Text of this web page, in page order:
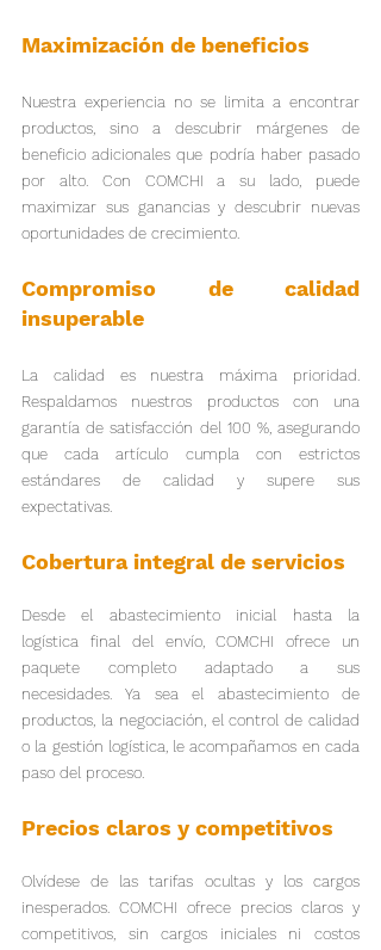
Maximización de beneficios
Nuestra experiencia no se limita a encontrar
productos, sino a descubrir márgenes de
beneficio adicionales que podría haber pasado
por alto. Con COMCHI a su lado, puede
maximizar sus ganancias y descubrir nuevas
oportunidades de crecimiento.
Compromiso de calidad
insuperable
La calidad es nuestra máxima prioridad.
Respaldamos nuestros productos con una
garantía de satisfacción del 100 %, asegurando
que cada artículo cumpla con estrictos
estándares de calidad y supere sus
expectativas.
Cobertura integral de servicios
Desde el abastecimiento inicial hasta la
logística final del envío, COMCHI ofrece un
paquete completo adaptado a sus
necesidades. Ya sea el abastecimiento de
productos, la negociación, el control de calidad
o la gestión logística, le acompañamos en cada
paso del proceso.
Precios claros y competitivos
Olvídese de las tarifas ocultas y los cargos
inesperados. COMCHI ofrece precios claros y
competitivos, sin cargos iniciales ni costos